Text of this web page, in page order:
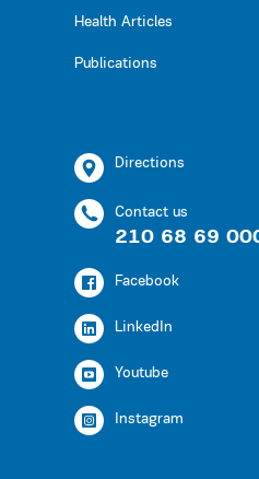
Health Articles
Publications
Directions
Contact us
210 68 69
Facebook
LinkedIn
Youtube
Instagram